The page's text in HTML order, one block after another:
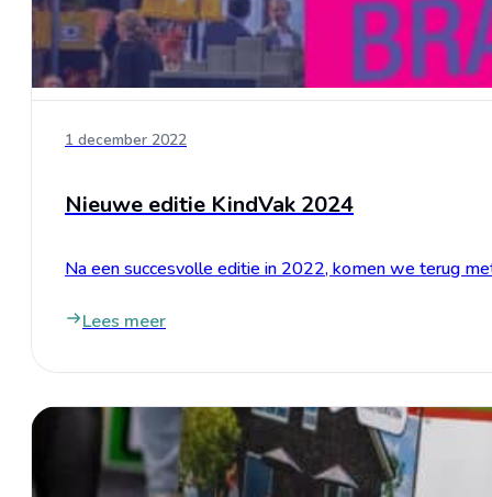
1 december 2022
Nieuwe editie KindVak 2024
Na een succesvolle editie in 2022, komen we terug
Lees meer